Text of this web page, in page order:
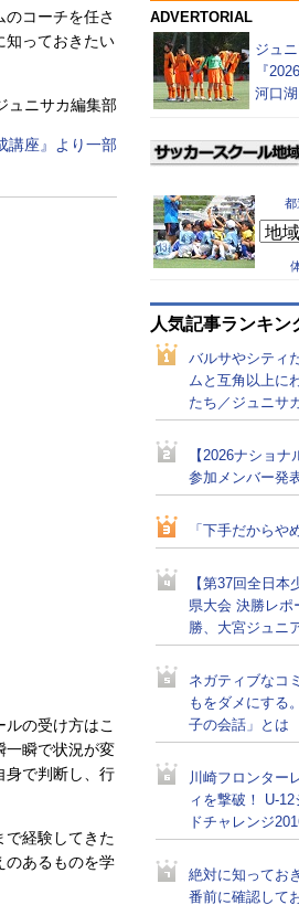
コーチを任さ
知っておきたい
ュニサカ編集部
講座』より一部
の受け方はこ
一瞬で状況が変
身で判断し、行
経験してきた
のあるものを学
ADVERTORIAL
ジュ
『
河口
都
人気記事ランキン
バルサやシティ
ムと互角以上に
たち／ジュニサ
【2026ナショナ
参加メンバー発
「下手だからや
【第37回全日本
県大会 決勝レポ
勝、大宮ジュニ
ネガティブなコ
もをダメにする
子の会話」とは
川崎フロンター
ィを撃破！ U-
ドチャレンジ
絶対に知ってお
番前に確認して